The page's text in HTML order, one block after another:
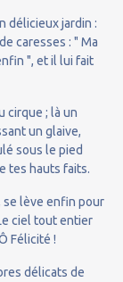
délicieux jardin :
caresses : " Ma
", et il lui fait
cirque ; là un
un glaive,
sous le pied
tes hauts faits.
se lève enfin pour
ciel tout entier
Félicité !
délicats de